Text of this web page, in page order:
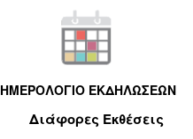
ΗΜΕΡΟΛΟΓΙΟ ΕΚΔΗΛΩΣΕΩΝ
Διάφορες Εκθέσεις